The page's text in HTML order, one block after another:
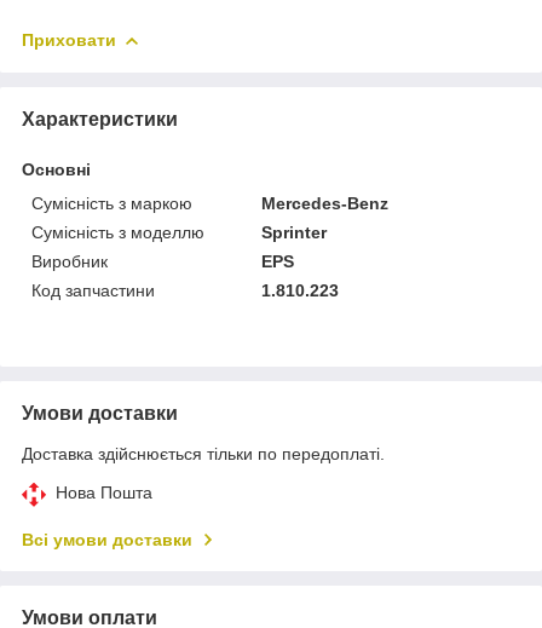
Приховати
Характеристики
Основні
Сумісність з маркою
Mercedes-Benz
Сумісність з моделлю
Sprinter
Виробник
EPS
Код запчастини
1.810.223
Умови доставки
Доставка здійснюється тільки по передоплаті.
Нова Пошта
Всі умови доставки
Умови оплати